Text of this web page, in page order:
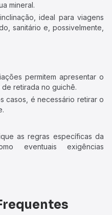
mineral.
ideal para viagens
sanitário e, possivelmente,
permitem apresentar o
retirada no guichê.
casos, é necessário retirar o
as regras específicas da
eventuais exigências